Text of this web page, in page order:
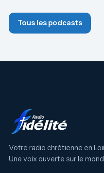
Tous les podcasts
Votre radio chrétienne en
Une voix ouverte sur le